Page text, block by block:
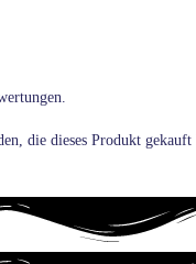
die dieses Produkt